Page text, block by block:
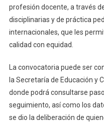
profesión docente, a través
disciplinarias y de práctica
internacionales, que les
calidad con equidad.
La convocatoria puede ser
la Secretaría de Educación y
donde podrá consultarse
seguimiento, así como los
se dio la deliberación de